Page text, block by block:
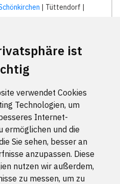
ist
verwendet Cookies
Technologien, um
Internet-
ermöglichen und die
Sie sehen, besser an
anzupassen. Diese
nutzen wir außerdem,
zu messen, um zu
| Tüttendorf |
für CEREC - Zahnersatz in
wurde zuletzt am 07.
Uhr aktualisiert.